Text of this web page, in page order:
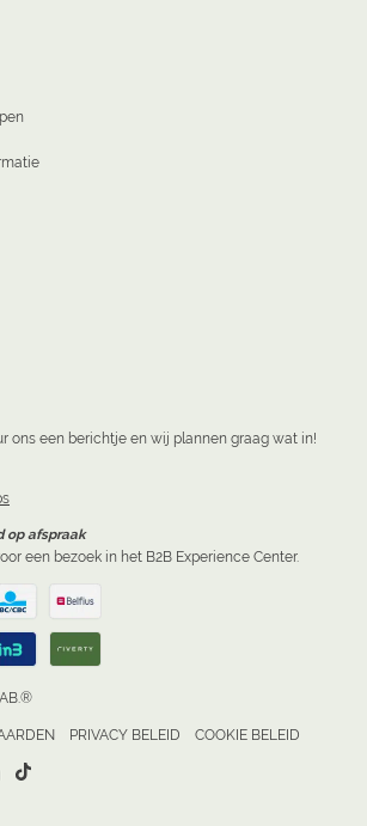
ons een berichtje en wij plannen graag wat in!
op afspraak
een bezoek in het B2B Experience Center.
PRIVACY BELEID COOKIE BELEID